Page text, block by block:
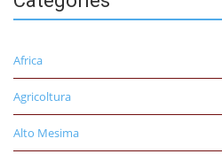
Africa
Agricoltura
Alto Mesima